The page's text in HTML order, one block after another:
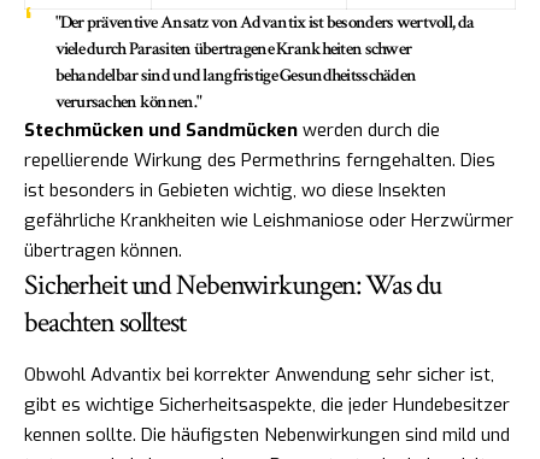
"Der präventive Ansatz von Advantix ist besonders wertvoll, da
viele durch Parasiten übertragene Krankheiten schwer
behandelbar sind und langfristige Gesundheitsschäden
verursachen können."
Stechmücken und Sandmücken werden durch die
repellierende Wirkung des Permethrins ferngehalten. Dies
ist besonders in Gebieten wichtig, wo diese Insekten
gefährliche Krankheiten wie Leishmaniose oder Herzwürmer
übertragen können.
Sicherheit und Nebenwirkungen: Was du
beachten solltest
Obwohl Advantix bei korrekter Anwendung sehr sicher ist,
gibt es wichtige Sicherheitsaspekte, die jeder Hundebesitzer
kennen sollte. Die häufigsten Nebenwirkungen sind mild und